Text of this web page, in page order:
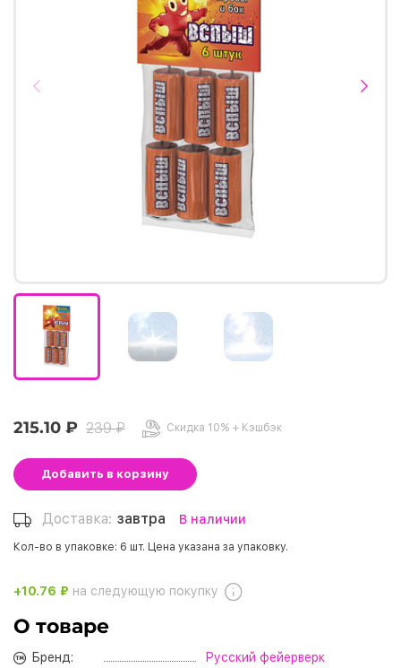
215.10 ₽ 239 ₽ Скидка 10% + Кэшбэк
Добавить в корзину
Кол-во в упаковке: 6 шт. Цена указана за упаковку.
Доставка: завтра В наличии
+10.76 ₽ на следующую покупку
О товаре
Бренд: Русский фейерверк